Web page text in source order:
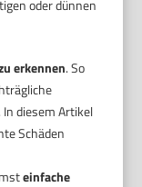
oder dünnen
erkennen. So
diesem Artikel
Schäden
einfache